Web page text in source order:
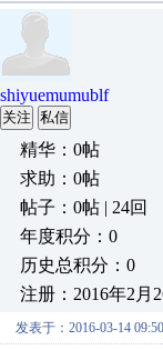
shiyuemumublf
关注 私信
精华：0帖
求助：0帖
帖子：0帖 | 24回
年度积分：0
历史总积分：0
注册：2016年2月
发表于：2016-03-14